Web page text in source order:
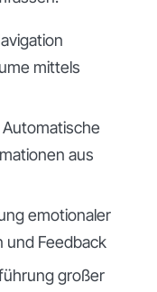
mittels
Automatische
aus
emotionaler
und Feedback
großer